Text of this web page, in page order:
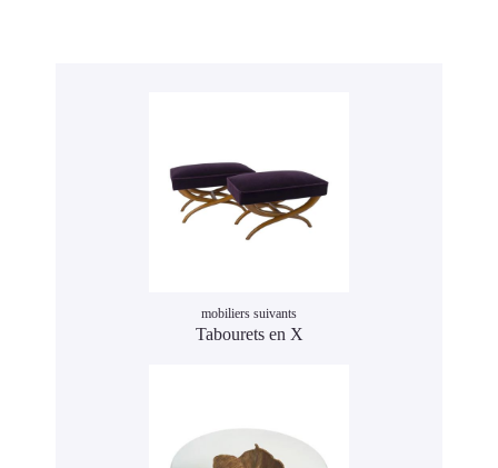
mobiliers suivants
Tabourets en X